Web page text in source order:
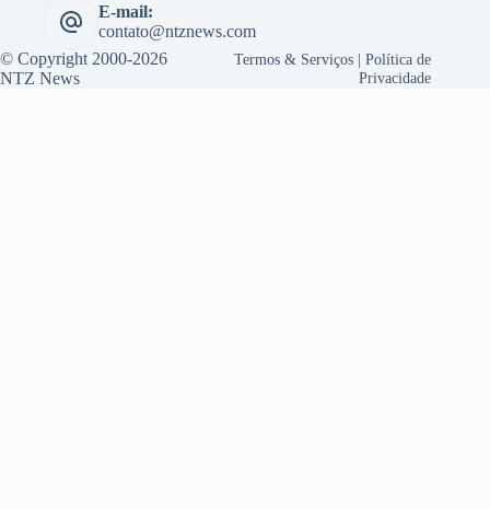
E-mail:
contato@ntznews.com
© Copyright 2000-2026
NTZ News
Termos & Serviços |Política de
Privacidade